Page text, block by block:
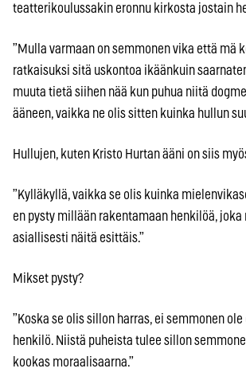
teatterikoulussakin eronnu kirkosta jostain
”Mulla varmaan on semmonen vika että mä
ratkaisuksi sitä uskontoa ikäänkuin
muuta tietä siihen nää kun puhua niitä
ääneen, vaikka ne olis sitten kuinka hullun
Hullujen, kuten Kristo Hurtan ääni on siis
”Kylläkyllä, vaikka se olis kuinka
en pysty millään rakentamaan henkilöä, joka
asiallisesti näitä esittäis.”
Mikset pysty?
”Koska se olis sillon harras, ei semmonen
henkilö. Niistä puheista tulee sillon
kookas moraalisaarna.”